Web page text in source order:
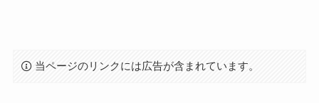
当ページのリンクには広告が含まれています。